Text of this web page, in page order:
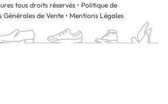
tous droits réservés • Politique de
Générales de Vente • Mentions Légales